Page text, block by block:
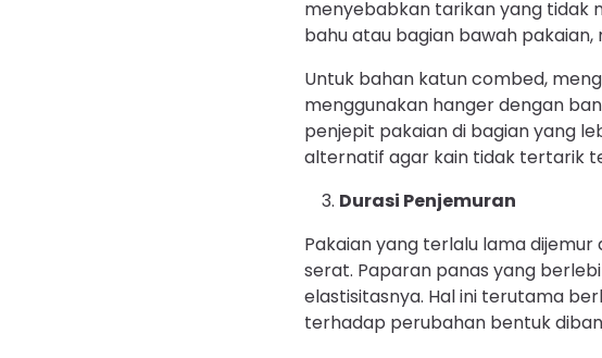
menyebabkan tarikan yang tidak
bahu atau bagian bawah
Untuk bahan katun combed,
menggunakan hanger dengan
penjepit pakaian di bagian yang
alternatif agar kain tidak tertarik
Durasi Penjemuran
Pakaian yang terlalu lama
serat. Paparan panas yang
elastisitasnya. Hal ini terutama
terhadap perubahan bentuk